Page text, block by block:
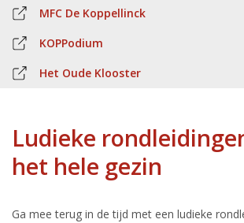
MFC De Koppellinck
KOPPodium
Het Oude Klooster
Ludieke
het hele gezin
Ga mee terug in de tijd met een ludieke